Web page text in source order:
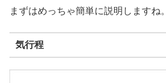
まずはめっちゃ簡単に説明しますね。
気行程